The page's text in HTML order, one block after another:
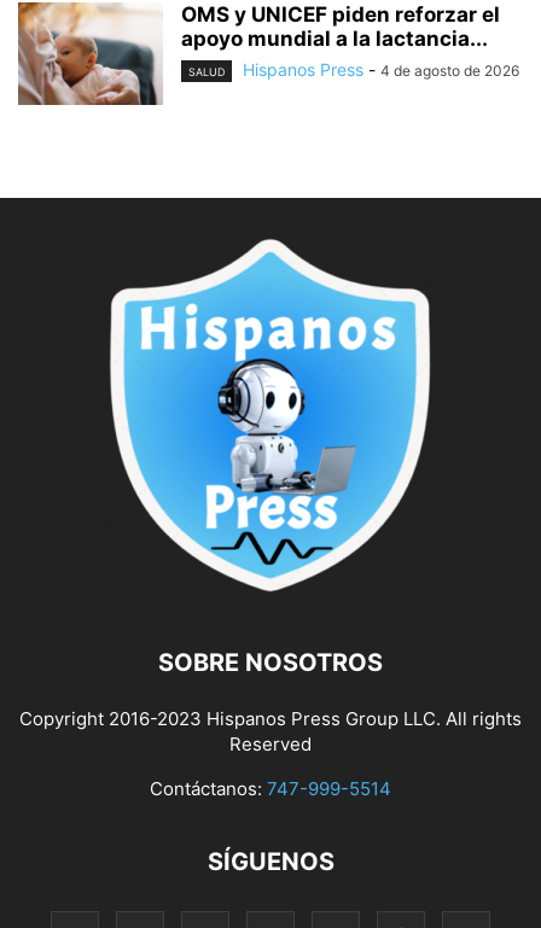
OMS y UNICEF piden reforzar el
apoyo mundial a la lactancia...
SALUD Hispanos Press - 4 de agosto de 2026
SOBRE NOSOTROS
Copyright 2016-2023 Hispanos Press Group LLC. All rights
Reserved
Contáctanos: 747-999-5514
SÍGUENOS